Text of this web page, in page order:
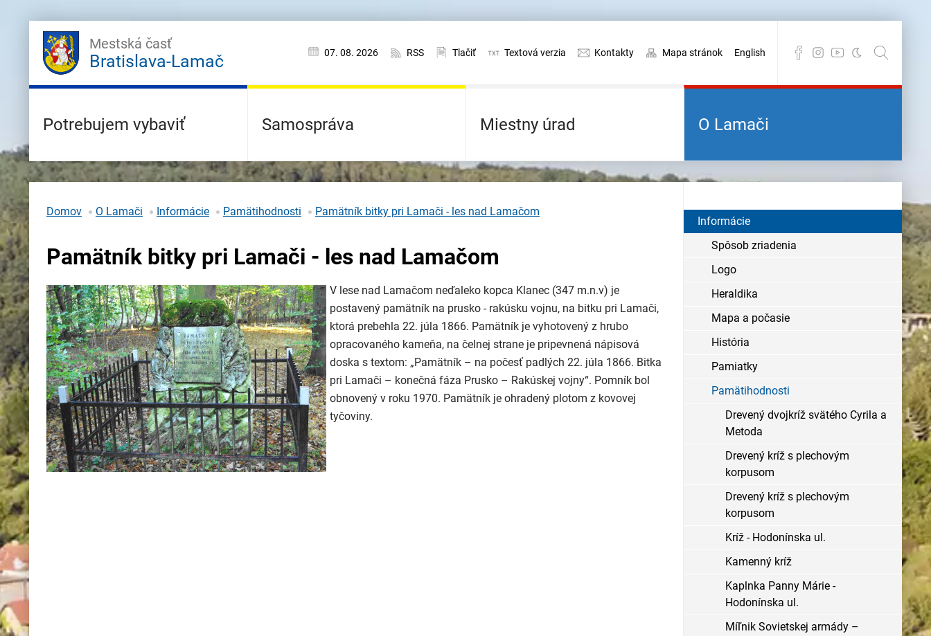
Mestská časť
Bratislava-Lamač 07. 08. 2026 RSS Tlačiť Textová verzia Kontakty Mapa stránok English
Potrebujem vybaviť Samospráva Miestny úrad O Lamači
Domov O Lamači Informácie Pamätihodnosti Pamätník bitky pri Lamači - les nad Lamačom
Pamätník bitky pri Lamači - les nad Lamačom
V lese nad Lamačom neďaleko kopca Klanec (347 m.n.v) je
postavený pamätník na prusko - rakúsku vojnu, na bitku pri Lamači,
ktorá prebehla 22. júla 1866. Pamätník je vyhotovený z hrubo
opracovaného kameňa, na čelnej strane je pripevnená nápisová
doska s textom: „Pamätník – na počesť padlých 22. júla 1866. Bitka
pri Lamači – konečná fáza Prusko – Rakúskej vojny“. Pomník bol
obnovený v roku 1970. Pamätník je ohradený plotom z kovovej
tyčoviny.
Informácie
Spôsob zriadenia
Logo
Heraldika
Mapa a počasie
História
Pamiatky
Pamätihodnosti
Drevený dvojkríž svätého Cyrila a
Metoda
Drevený kríž s plechovým
korpusom
Drevený kríž s plechovým
korpusom
Kríž - Hodonínska ul.
Kamenný kríž
Kaplnka Panny Márie -
Hodonínska ul.
Míľnik Sovietskej armády –